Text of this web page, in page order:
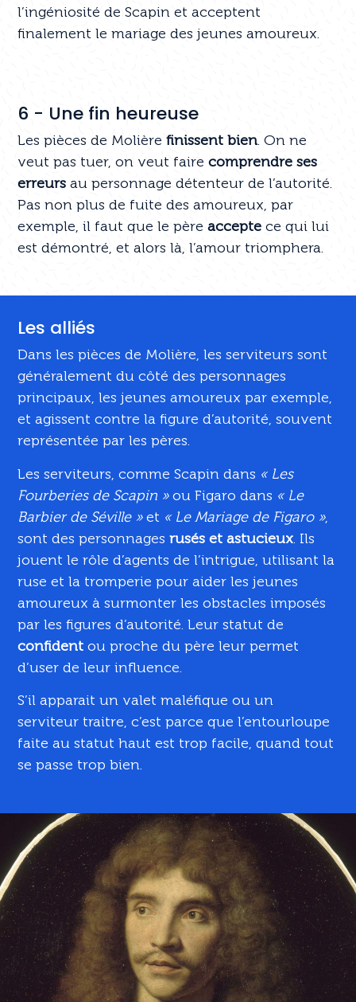
l’ingéniosité de Scapin et acceptent
finalement le mariage des jeunes amoureux.
6 - Une fin heureuse
Les pièces de Molièrefinissent bien. On ne
veut pas tuer, on veut fairecomprendre ses
erreurs au personnage détenteur de l’autorité.
Pas non plus de fuite des amoureux, par
exemple, il faut que le pèreaccepte ce qui lui
est démontré, et alors là, l’amour triomphera.
Les alliés
Dans les pièces de Molière, les serviteurs sont
généralement du côté des personnages
principaux, les jeunes amoureux par exemple,
et agissent contre la figure d’autorité, souvent
représentée par les pères.
Les serviteurs, comme Scapin dans « Les
Fourberies de Scapin »ou Figaro dans « Le
Barbier de Séville »et « Le Mariage de Figaro »,
sont des personnagesrusés et astucieux. Ils
jouent le rôle d’agents de l’intrigue, utilisant la
ruse et la tromperie pour aider les jeunes
amoureux à surmonter les obstacles imposés
par les figures d’autorité. Leur statut de
confident ou proche du père leur permet
d’user de leur influence.
S’il apparait un valet maléfique ou un
serviteur traitre, c’est parce que l’entourloupe
faite au statut haut est trop facile, quand tout
se passe trop bien.